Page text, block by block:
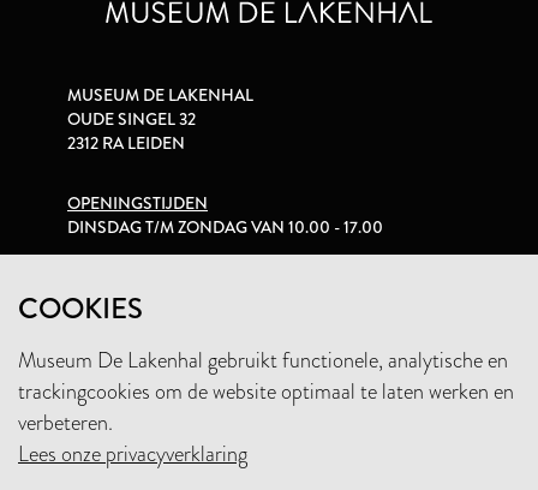
COOKIES
Museum De Lakenhal gebruikt functionele, analytische en
trackingcookies om de website optimaal te laten werken en
verbeteren.
Lees onze privacyverklaring
MUSEUM DE LAKENHAL
OUDE SINGEL 32
2312 RA LEIDEN
OPENINGSTIJDEN
DINSDAG T/M ZONDAG VAN 10.00 - 17.00
+31 (0)71 5165360
INFO@LAKENHAL.NL
STEUN HET MUSEUM